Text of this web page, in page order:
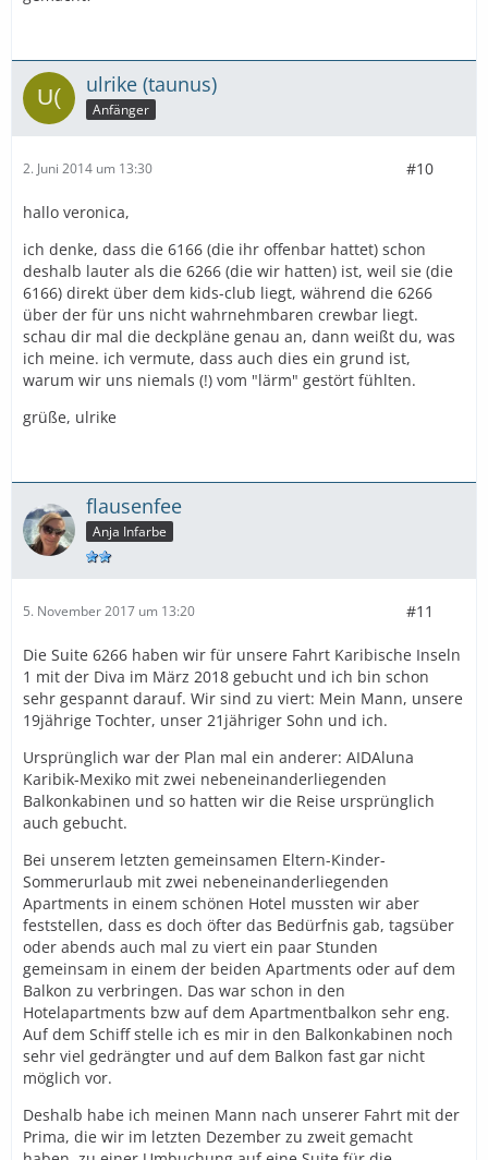
ulrike (taunus)
Anfänger
2. Juni 2014 um 13:30 #10
hallo veronica,
ich denke, dass die 6166 (die ihr offenbar hattet) schon
deshalb lauter als die 6266 (die wir hatten) ist, weil sie (die
6166) direkt über dem kids-club liegt, während die 6266
über der für uns nicht wahrnehmbaren crewbar liegt.
schau dir mal die deckpläne genau an, dann weißt du, was
ich meine. ich vermute, dass auch dies ein grund ist,
warum wir uns niemals (!) vom "lärm" gestört fühlten.
grüße, ulrike
flausenfee
Anja Infarbe
5. November 2017 um 13:20 #11
Die Suite 6266 haben wir für unsere Fahrt Karibische Inseln
1 mit der Diva im März 2018 gebucht und ich bin schon
sehr gespannt darauf. Wir sind zu viert: Mein Mann, unsere
19jährige Tochter, unser 21jähriger Sohn und ich.
Ursprünglich war der Plan mal ein anderer: AIDAluna
Karibik-Mexiko mit zwei nebeneinanderliegenden
Balkonkabinen und so hatten wir die Reise ursprünglich
auch gebucht.
Bei unserem letzten gemeinsamen Eltern-Kinder-
Sommerurlaub mit zwei nebeneinanderliegenden
Apartments in einem schönen Hotel mussten wir aber
feststellen, dass es doch öfter das Bedürfnis gab, tagsüber
oder abends auch mal zu viert ein paar Stunden
gemeinsam in einem der beiden Apartments oder auf dem
Balkon zu verbringen. Das war schon in den
Hotelapartments bzw auf dem Apartmentbalkon sehr eng.
Auf dem Schiff stelle ich es mir in den Balkonkabinen noch
sehr viel gedrängter und auf dem Balkon fast gar nicht
möglich vor.
Deshalb habe ich meinen Mann nach unserer Fahrt mit der
Prima, die wir im letzten Dezember zu zweit gemacht